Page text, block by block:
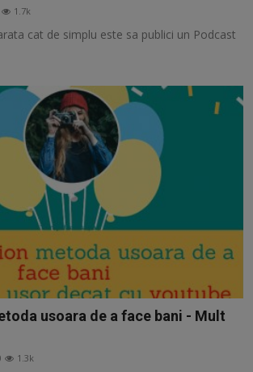
1.7k
cat de simplu este sa publici un Podcast
usoara de a face bani - Mult
1.3k